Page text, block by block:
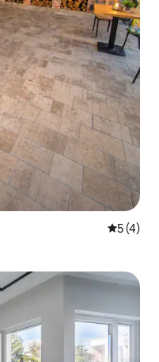
5 av 5 i
5 (4)